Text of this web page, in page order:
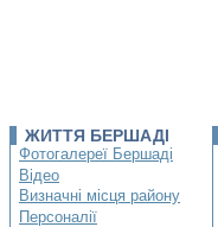
ЖИТТЯ БЕРШАДІ
Фотогалереї Бершаді
Відео
Визначні місця району
Персоналії